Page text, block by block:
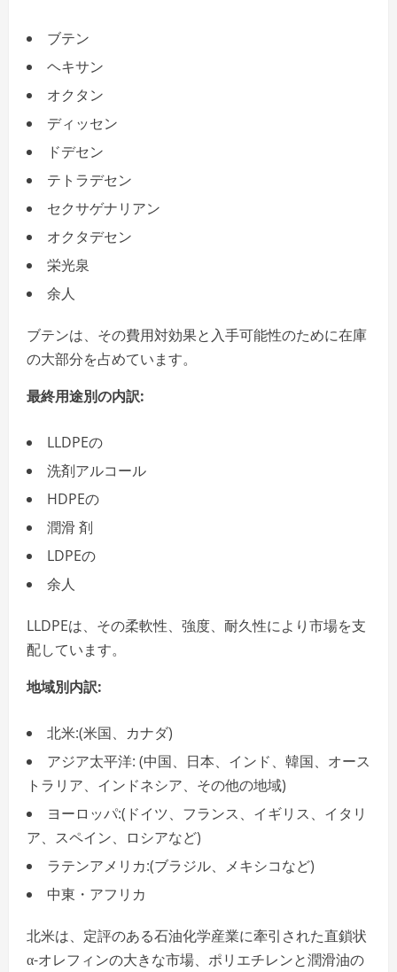
ブテン
ヘキサン
オクタン
ディッセン
ドデセン
テトラデセン
セクサゲナリアン
オクタデセン
栄光泉
余人
ブテンは、その費用対効果と入手可能性のために在庫
の大部分を占めています。
最終用途別の内訳:
LLDPEの
洗剤アルコール
HDPEの
潤滑 剤
LDPEの
余人
LLDPEは、その柔軟性、強度、耐久性により市場を支
配しています。
地域別内訳:
北米:(米国、カナダ)
アジア太平洋: (中国、日本、インド、韓国、オース
トラリア、インドネシア、その他の地域)
ヨーロッパ:(ドイツ、フランス、イギリス、イタリ
ア、スペイン、ロシアなど)
ラテンアメリカ:(ブラジル、メキシコなど)
中東・アフリカ
北米は、定評のある石油化学産業に牽引された直鎖状
α-オレフィンの大きな市場、ポリエチレンと潤滑油の